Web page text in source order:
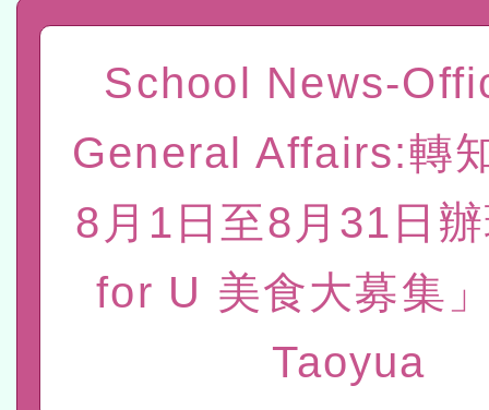
程
A3數位素養講師名單
「數位內容與教學軟體線
t」
有關大陸委員會函釋公務
轉知經濟部水利署委託財
研究院辦理「115年表揚
位及節水達人選拔活動」
115年8月22日(星期六)辦
市孔廟祈福系列活動—儒
2026年桃園地景藝術節教
本校115學年度第2次代理
School News-
General Affairs:轉
8月1日至8月31日
for U 美食大募集
Taoyua